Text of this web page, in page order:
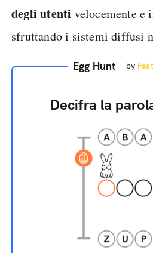
degli utenti velocemente e
sfruttando i sistemi diffusi
Egg Hunt by
Decifra la